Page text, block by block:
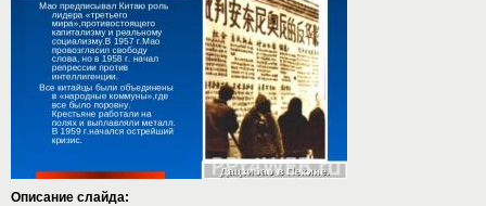
Описание слайда: